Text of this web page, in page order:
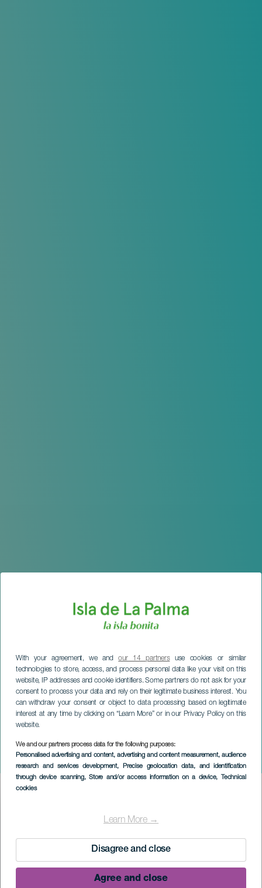
With your agreement, we andour 14 partnersuse cookies or similar
technologies to store, access, and process personal data like your visit on this
website, IP addresses and cookie identifiers. Some partners do not ask for your
consent to process your data and rely on their legitimate business interest. You
can withdraw your consent or object to data processing based on legitimate
interest at any time by clicking on “Learn More” or in our Privacy Policy on this
website.
We and our partners process data for the following purposes:
Personalised advertising and content, advertising and content measurement, audience
research and services development, Precise geolocation data, and identification
through device scanning, Store and/or access information on a device, Technical
cookies
Learn More →
Disagree and close
Agree and close
Origanika
LA PALMA
Imagen